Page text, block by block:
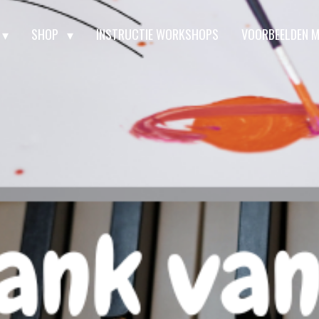
SHOP INSTRUCTIE WORKSHOPS VOORBEELDEN